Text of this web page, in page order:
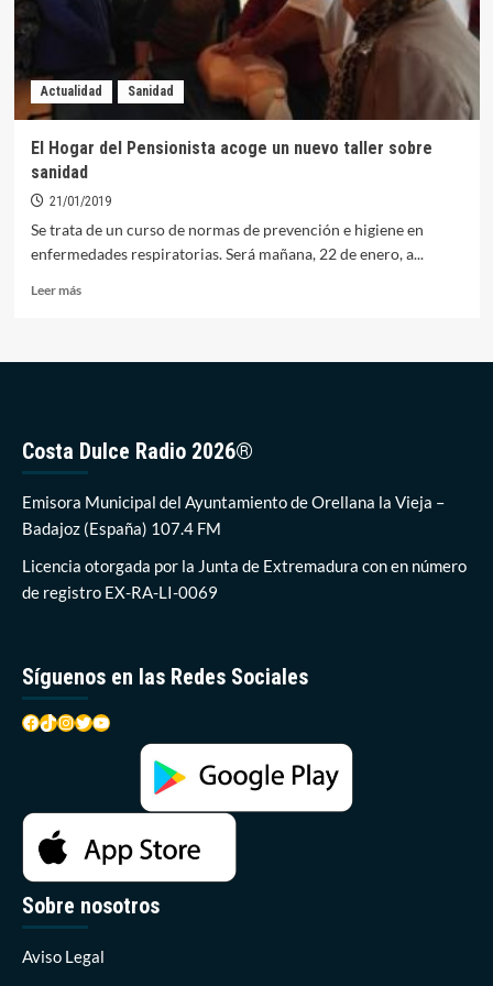
Actualidad Sanidad
El Hogar del Pensionista acoge un nuevo taller sobre
sanidad
21/01/2019
Se trata de un curso de normas de prevención e higiene en
enfermedades respiratorias. Será mañana, 22 de enero, a...
Leer másLeer
un
nuevo
taller
sanidad
Costa Dulce Radio 2026®
Emisora Municipal del Ayuntamiento de Orellana la Vieja –
Badajoz (España) 107.4 FM
Licencia otorgada por la Junta de Extremadura con en número
de registro EX-RA-LI-0069
Síguenos en las Redes Sociales
Facebook
TikTok
Instagram
Twitter
YouTube
Sobre nosotros
Aviso Legal